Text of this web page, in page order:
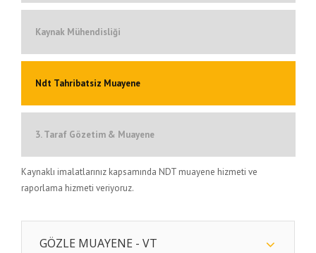
Kaynak Mühendisliği
Ndt Tahribatsiz Muayene
3. Taraf Gözetim & Muayene
Kaynaklı imalatlarınız kapsamında NDT muayene hizmeti ve
raporlama hizmeti veriyoruz.
GÖZLE MUAYENE - VT